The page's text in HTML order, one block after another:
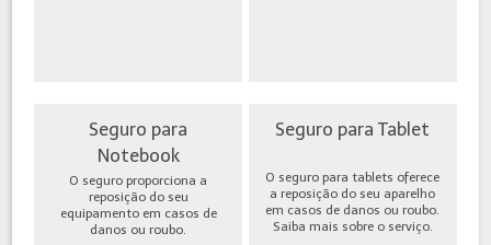
Seguro para
Notebook
O seguro proporciona a
reposição do seu
equipamento em casos de
danos ou roubo.
Seguro para Tablet
O seguro para tablets oferece
a reposição do seu aparelho
em casos de danos ou roubo.
Saiba mais sobre o serviço.